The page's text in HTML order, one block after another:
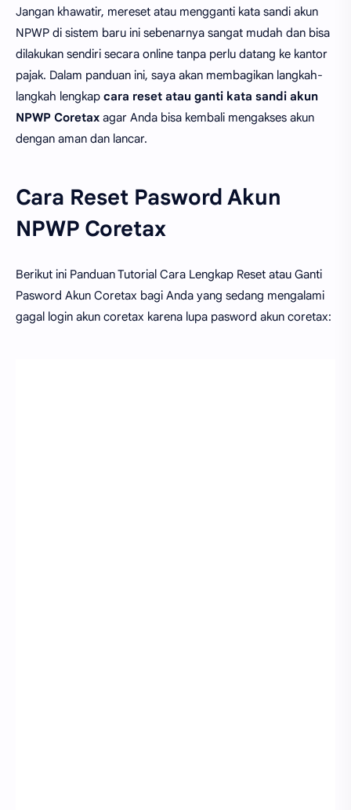
Jangan khawatir, mereset atau mengganti kata sandi akun
NPWP di sistem baru ini sebenarnya sangat mudah dan bisa
dilakukan sendiri secara online tanpa perlu datang ke kantor
pajak. Dalam panduan ini, saya akan membagikan langkah-
langkah lengkap cara reset atau ganti kata sandi akun
NPWP Coretax agar Anda bisa kembali mengakses akun
dengan aman dan lancar.
Cara Reset Pasword Akun
NPWP Coretax
Berikut ini Panduan Tutorial Cara Lengkap Reset atau Ganti
Pasword Akun Coretax bagi Anda yang sedang mengalami
gagal login akun coretax karena lupa pasword akun coretax: